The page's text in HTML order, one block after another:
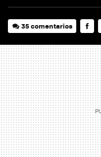
35 comentarios